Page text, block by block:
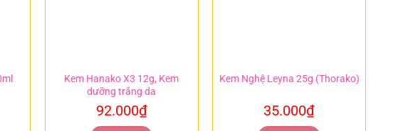
Kem Hanako X3 12g, Kem
dưỡng trắng da
92.000₫
Kem Nghệ Leyna 25g (Thorako)
35.000₫